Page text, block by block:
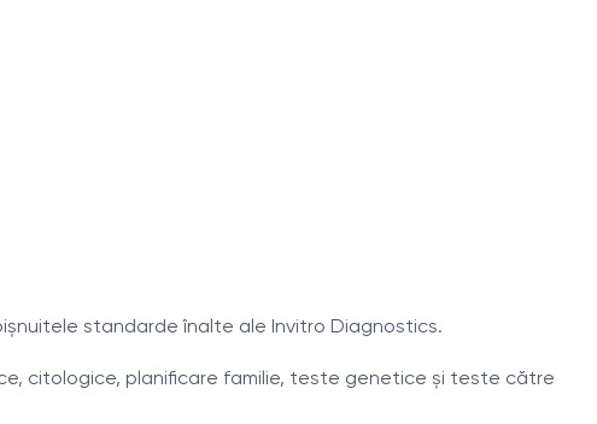
standarde înalte ale Invitro Diagnostics.
citologice, planificare familie, teste genetice și teste către